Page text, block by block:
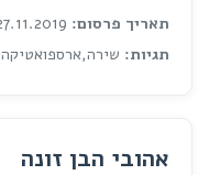
תאריך פרסום:
תגיות: שירה,ארספואטיקה
אהובי הבן זונה